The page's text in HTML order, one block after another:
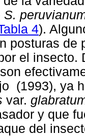
S.
4).
posturas de
el insecto.
(1993), ya
var.
y que
del